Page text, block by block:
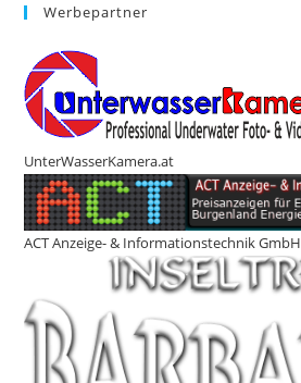
Werbepartner
UnterWasserKamera.at
ACT Anzeige- & Informationstechnik GmbH